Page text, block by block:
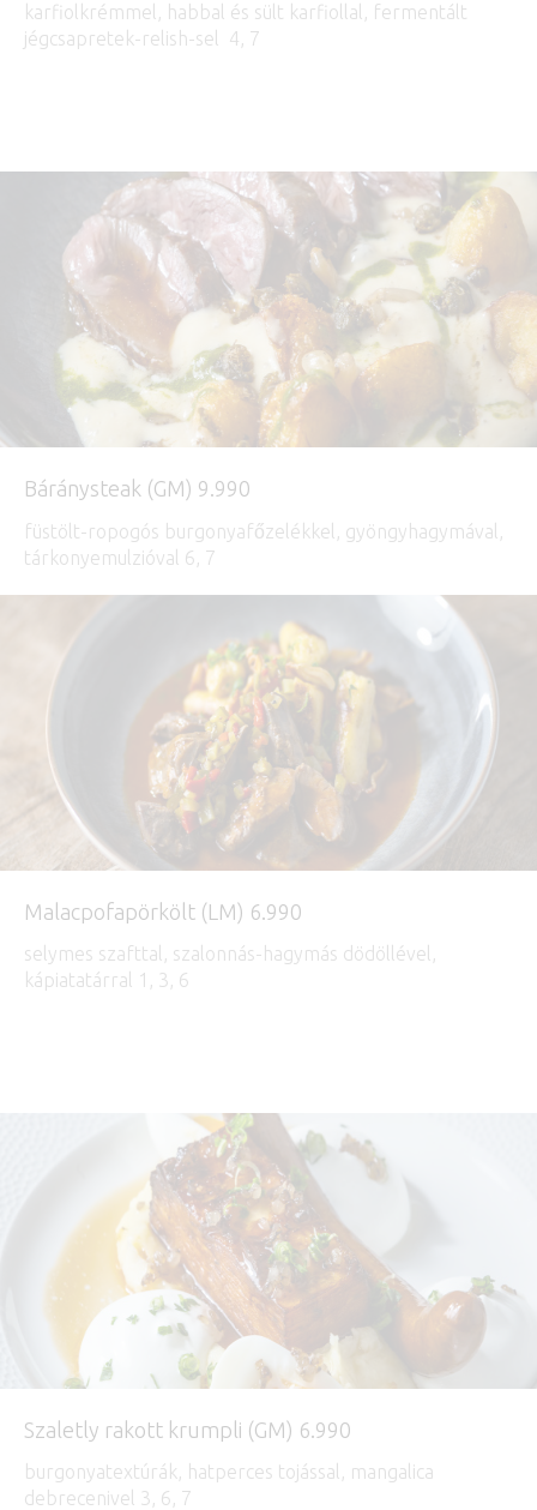
karfiolkrémmel, habbal és sült karfiollal, fermentált
jégcsapretek-relish-sel 4, 7
Báránysteak (GM) 9.990
füstölt-ropogós burgonyafőzelékkel, gyöngyhagymával,
tárkonyemulzióval 6, 7
Malacpofapörkölt (LM) 6.990
selymes szafttal, szalonnás-hagymás dödöllével,
kápiatatárral 1, 3, 6
Szaletly rakott krumpli (GM) 6.990
burgonyatextúrák, hatperces tojással, mangalica
debrecenivel 3, 6, 7